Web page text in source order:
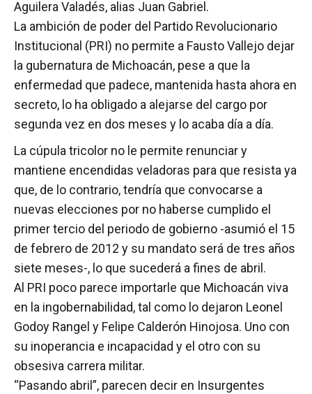
Aguilera Valadés, alias Juan Gabriel.
La ambición de poder del Partido Revolucionario
Institucional (PRI) no permite a Fausto Vallejo dejar
la gubernatura de Michoacán, pese a que la
enfermedad que padece, mantenida hasta ahora en
secreto, lo ha obligado a alejarse del cargo por
segunda vez en dos meses y lo acaba día a día.
La cúpula tricolor no le permite renunciar y
mantiene encendidas veladoras para que resista ya
que, de lo contrario, tendría que convocarse a
nuevas elecciones por no haberse cumplido el
primer tercio del periodo de gobierno -asumió el 15
de febrero de 2012 y su mandato será de tres años
siete meses-, lo que sucederá a fines de abril.
Al PRI poco parece importarle que Michoacán viva
en la ingobernabilidad, tal como lo dejaron Leonel
Godoy Rangel y Felipe Calderón Hinojosa. Uno con
su inoperancia e incapacidad y el otro con su
obsesiva carrera militar.
“Pasando abril”, parecen decir en Insurgentes